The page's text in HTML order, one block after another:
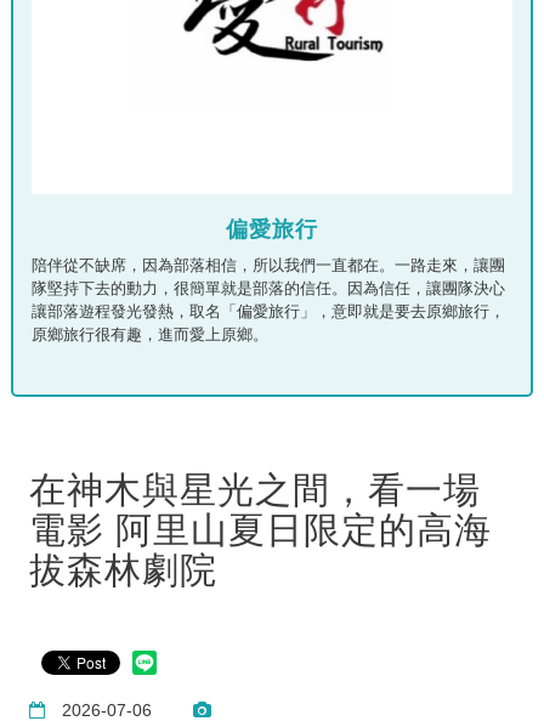
偏愛旅行
陪伴從不缺席，因為部落相信，所以我們一直都在。一路走來，讓團
隊堅持下去的動力，很簡單就是部落的信任。因為信任，讓團隊決心
讓部落遊程發光發熱，取名「偏愛旅行」，意即就是要去原鄉旅行，
原鄉旅行很有趣，進而愛上原鄉。
在神木與星光之間，看一場
電影 阿里山夏日限定的高海
拔森林劇院
2026-07-06